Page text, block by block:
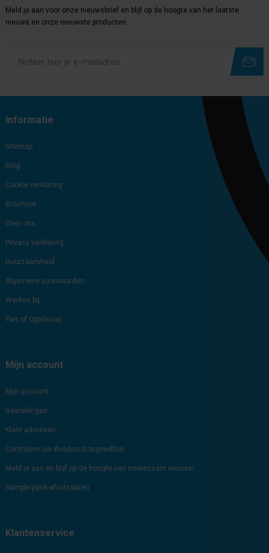
Meld je aan voor onze nieuwsbrief en blijf op de hoogte van het laatste
nieuws en onze nieuwste producten.
Informatie
Sitemap
Blog
Cookie verklaring
Brochure
Over ons
Privacy verklaring
Duurzaamheid
Algemene voorwaarden
Werken bij
Part of OptiGroup
Mijn account
Mijn account
Bestellingen
Klant adressen
Controleer uw Avodesch tegoedbon
Meld je aan en blijf op de hoogte van interessant nieuws!
Sample-pack-afvalzakken
Klantenservice